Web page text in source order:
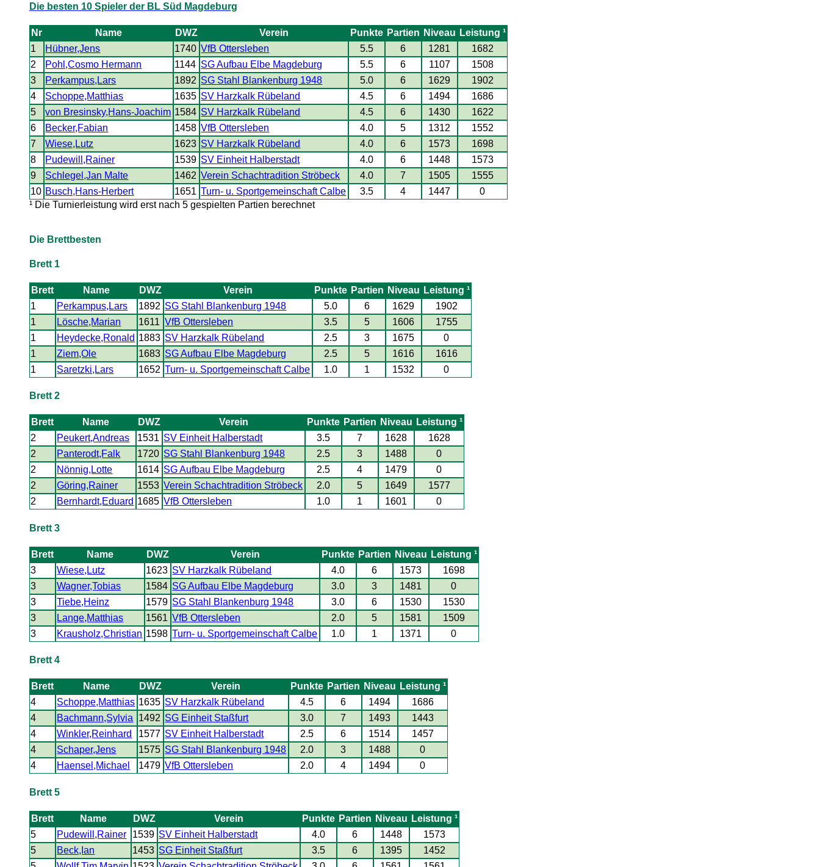
Die besten 10 Spieler der BL Süd Magdeburg
Nr Name DWZ Verein Punkte Partien Niveau Leistung ¹
1
Hübner,Jens 1740 VfB Ottersleben 5.5 6 1281
1682
2
Pohl,Cosmo Hermann 1144 SG Aufbau Elbe Magdeburg 5.5 6 1107
1508
3
Perkampus,Lars 1892 SG Stahl Blankenburg 1948 5.0 6 1629
1902
4
Schoppe,Matthias 1635 SV Harzkalk Rübeland 4.5 6 1494
1686
5
von Bresinsky,Hans-Joachim 1584 SV Harzkalk Rübeland 4.5 6 1430
1622
6
Becker,Fabian 1458 VfB Ottersleben 4.0 5 1312
1552
7
Wiese,Lutz 1623 SV Harzkalk Rübeland 4.0 6 1573
1698
8
Pudewill,Rainer 1539 SV Einheit Halberstadt 4.0 6 1448
1573
9
Schlegel,Jan Malte 1462 Verein Schachtradition Ströbeck 4.0 7 1505
1555
10 Busch,Hans-Herbert 1651 Turn- u. Sportgemeinschaft Calbe 3.5 4 1447
0
¹ Die Turnierleistung wird erst nach 5 gespielten Partien berechnet
Die Brettbesten
Brett 1
Brett Name DWZ Verein Punkte Partien Niveau Leistung ¹
1
Perkampus,Lars 1892 SG Stahl Blankenburg 1948 5.0 6 1629
1902
1
Lösche,Marian 1611 VfB Ottersleben 3.5 5 1606
1755
1
Heydecke,Ronald 1883 SV Harzkalk Rübeland 2.5 3 1675
0
1
Ziem,Ole 1683 SG Aufbau Elbe Magdeburg 2.5 5 1616
1616
1
Saretzki,Lars 1652 Turn- u. Sportgemeinschaft Calbe 1.0 1 1532 0
Brett 2
Brett Name DWZ Verein Punkte Partien Niveau Leistung ¹
2
Peukert,Andreas 1531 SV Einheit Halberstadt 3.5 7 1628
1628
2
Panterodt,Falk 1720 SG Stahl Blankenburg 1948 2.5 3 1488
0
2
Nönnig,Lotte 1614 SG Aufbau Elbe Magdeburg 2.5 4 1479
0
2
Göring,Rainer 1553 Verein Schachtradition Ströbeck 2.0 5 1649
1577
2
Bernhardt,Eduard 1685 VfB Ottersleben 1.0 1 1601 0
Brett 3
Brett Name DWZ Verein Punkte Partien Niveau Leistung ¹
3
Wiese,Lutz 1623 SV Harzkalk Rübeland 4.0 6 1573
1698
3
Wagner,Tobias 1584 SG Aufbau Elbe Magdeburg 3.0 3 1481
0
3
Tiebe,Heinz 1579 SG Stahl Blankenburg 1948 3.0 6 1530
1530
3
Lange,Matthias 1561 VfB Ottersleben 2.0 5 1581
1509
3
Krausholz,Christian 1598 Turn- u. Sportgemeinschaft Calbe 1.0 1 1371 0
Brett 4
Brett Name DWZ Verein Punkte Partien Niveau Leistung ¹
4
Schoppe,Matthias 1635 SV Harzkalk Rübeland 4.5 6 1494
1686
4
Bachmann,Sylvia 1492 SG Einheit Staßfurt 3.0 7 1493
1443
4
Winkler,Reinhard 1577 SV Einheit Halberstadt 2.5 6 1514
1457
4
Schaper,Jens 1575 SG Stahl Blankenburg 1948 2.0 3 1488
0
4
Haensel,Michael 1479 VfB Ottersleben 2.0 4 1494 0
Brett 5
Brett Name DWZ Verein Punkte Partien Niveau Leistung ¹
5
Pudewill,Rainer 1539 SV Einheit Halberstadt 4.0 6 1448
1573
5
Beck,Ian 1453 SG Einheit Staßfurt 3.5 6 1395
1452